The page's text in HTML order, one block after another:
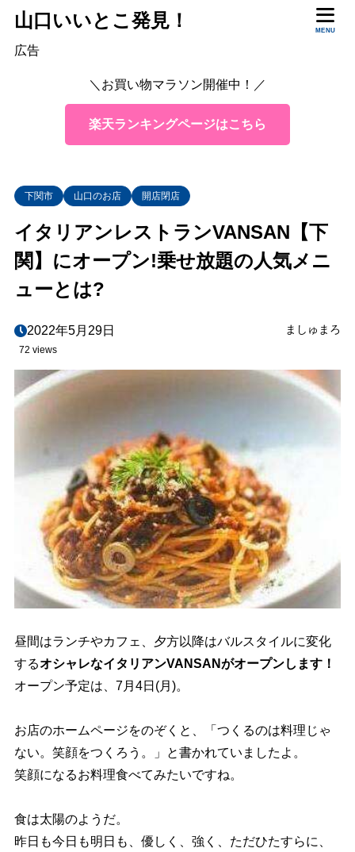
山口いいとこ発見！ MENU
広告
＼お買い物マラソン開催中！／
楽天ランキングページはこちら
下関市 山口のお店 開店閉店
イタリアンレストランVANSAN【下
関】にオープン!乗せ放題の人気メニ
ューとは?
2022年5月29日 ましゅまろ
72 views
昼間はランチやカフェ、夕方以降はバルスタイルに変化
するオシャレなイタリアンVANSANがオープンします！
オープン予定は、7月4日(月)。
お店のホームページをのぞくと、「つくるのは料理じゃ
ない。笑顔をつくろう。」と書かれていましたよ。
笑顔になるお料理食べてみたいですね。
食は太陽のようだ。
昨日も今日も明日も、優しく、強く、ただひたすらに、
4 口コミ